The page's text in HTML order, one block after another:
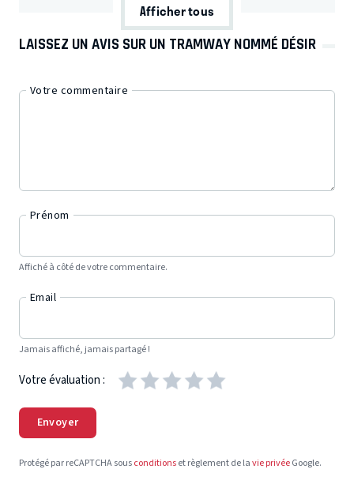
Afficher tous
LAISSEZ UN AVIS SUR UN TRAMWAY NOMMÉ DÉSIR
Votre commentaire
Prénom
Affiché à côté de votre commentaire.
Email
Jamais affiché, jamais partagé !
Votre évaluation :
Envoyer
Protégé par reCAPTCHA sousconditionset règlement de lavie privéeGoogle.